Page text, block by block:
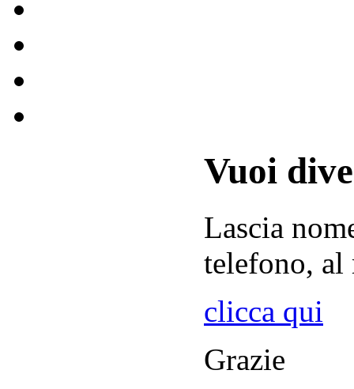
Vuoi
Lascia
telefono, al
clicca qui
Grazie